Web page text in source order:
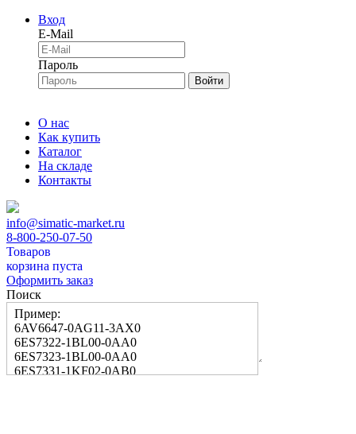
Вход
E-Mail
Пароль
Войти
О нас
Как купить
Каталог
На складе
Контакты
info@simatic-market.ru
8-800-250-07-50
Товаров
корзина пуста
Оформить заказ
Поиск
Пример:
6AV6647-0AG11-3AX0
6ES7322-1BL00-0AA0
6ES7323-1BL00-0AA0
6ES7331-1KF02-0AB0